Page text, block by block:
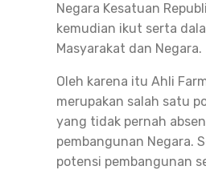
Negara Kesatuan
kemudian ikut serta
Masyarakat dan Negara.
Oleh karena itu Ahli
merupakan salah satu
yang tidak pernah
pembangunan Negara.
potensi pembangunan